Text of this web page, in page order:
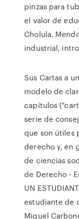
pinzas para
el valor de
Cholula.
industrial,
Sus Cartas a
modelo de
capítulos
serie de
que son útiles
derecho y, en
de ciencias
de Derecho -
UN
estudiante de
Miguel